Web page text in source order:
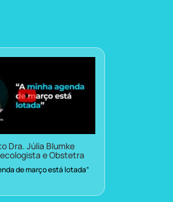
Dra. Júlia Blumke
e Obstetra
de março está lotada”